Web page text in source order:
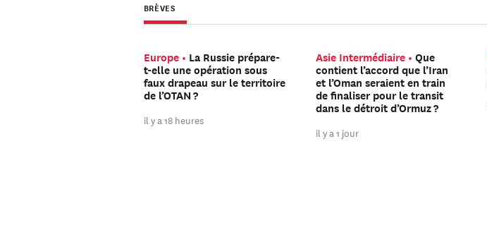
BRÈVES
Europe
La Russie prépare-
t-elle une opération sous
faux drapeau sur le territoire
de l’OTAN ?
il y a 18 heures
Asie Intermédiaire
Que
contient l’accord que l’Iran
et l’Oman seraient en train
de finaliser pour le transit
dans le détroit d’Ormuz ?
il y a 1 jour